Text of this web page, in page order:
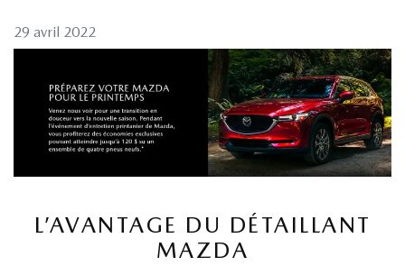
29 avril 2022
L’AVANTAGE DU DÉTAILLANT
MAZDA